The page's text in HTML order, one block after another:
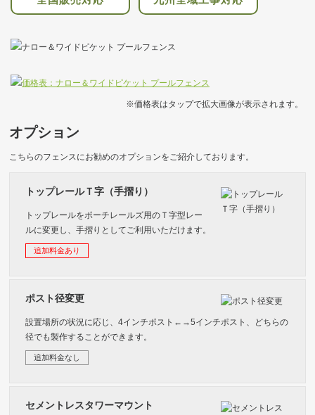
※価格表はタップで拡大画像が表示されます。
オプション
こちらのフェンスにお勧めのオプションをご紹介しております。
トップレールＴ字（手摺り）
トップレールをポーチレールズ用のＴ字型レー
ルに変更し、手摺りとしてご利用いただけます。
追加料金あり
ポスト径変更
設置場所の状況に応じ、4インチポスト←→5インチポスト、どちらの
径でも製作することができます。
追加料金なし
セメントレスタワーマウント